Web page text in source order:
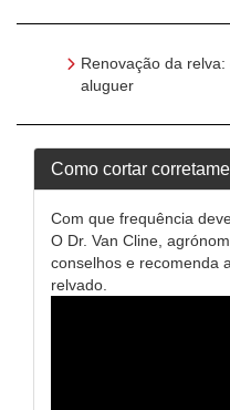
Renovação da
aluguer
Como cortar
Com que frequência
O Dr. Van Cline,
conselhos e recomenda
relvado.